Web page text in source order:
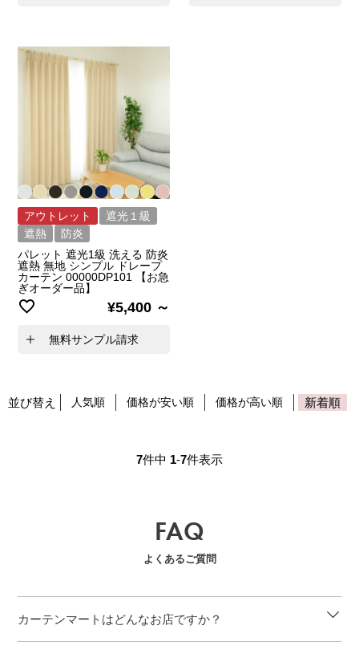
アウトレット
遮光１級
遮熱
防炎
パレット 遮光1級 洗える 防炎
遮熱 無地 シンプル ドレープ
カーテン 00000DP101 【お急
ぎオーダー品】
¥5,400
無料サンプル請求
並び替え 人気順 価格が安い順 価格が高い順 新着順
7件中 1-7件表示
FAQ
よくあるご質問
カーテンマートはどんなお店ですか？